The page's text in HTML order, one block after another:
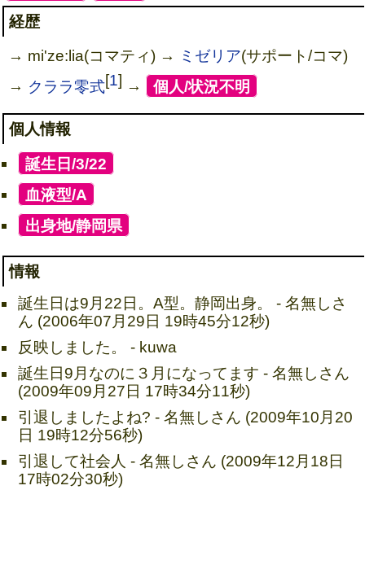
経歴
→ mi'ze:lia(コマティ) →
ミゼリア(サポート/コマ)
→ クララ零式[1] → [個人/状況不明
個人情報
誕生日/3/22
血液型/A
出身地/静岡県]
情報
誕生日は9月22日。A型。静岡出身。 - 名無しさ
ん (2006年07月29日 19時45分12秒)
反映しました。 - kuwa
誕生日9月なのに３月になってます - 名無しさん
(2009年09月27日 17時34分11秒)
引退しましたよね? - 名無しさん (2009年10月20
日 19時12分56秒)
引退して社会人 - 名無しさん (2009年12月18日
17時02分30秒)